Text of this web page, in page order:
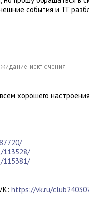
события и ТГ
хорошего
https://vk.ru/